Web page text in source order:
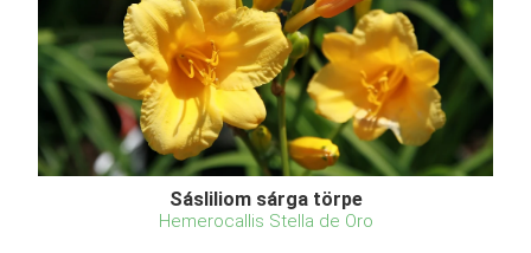
Sásliliom sárga törpe
Hemerocallis Stella de Oro